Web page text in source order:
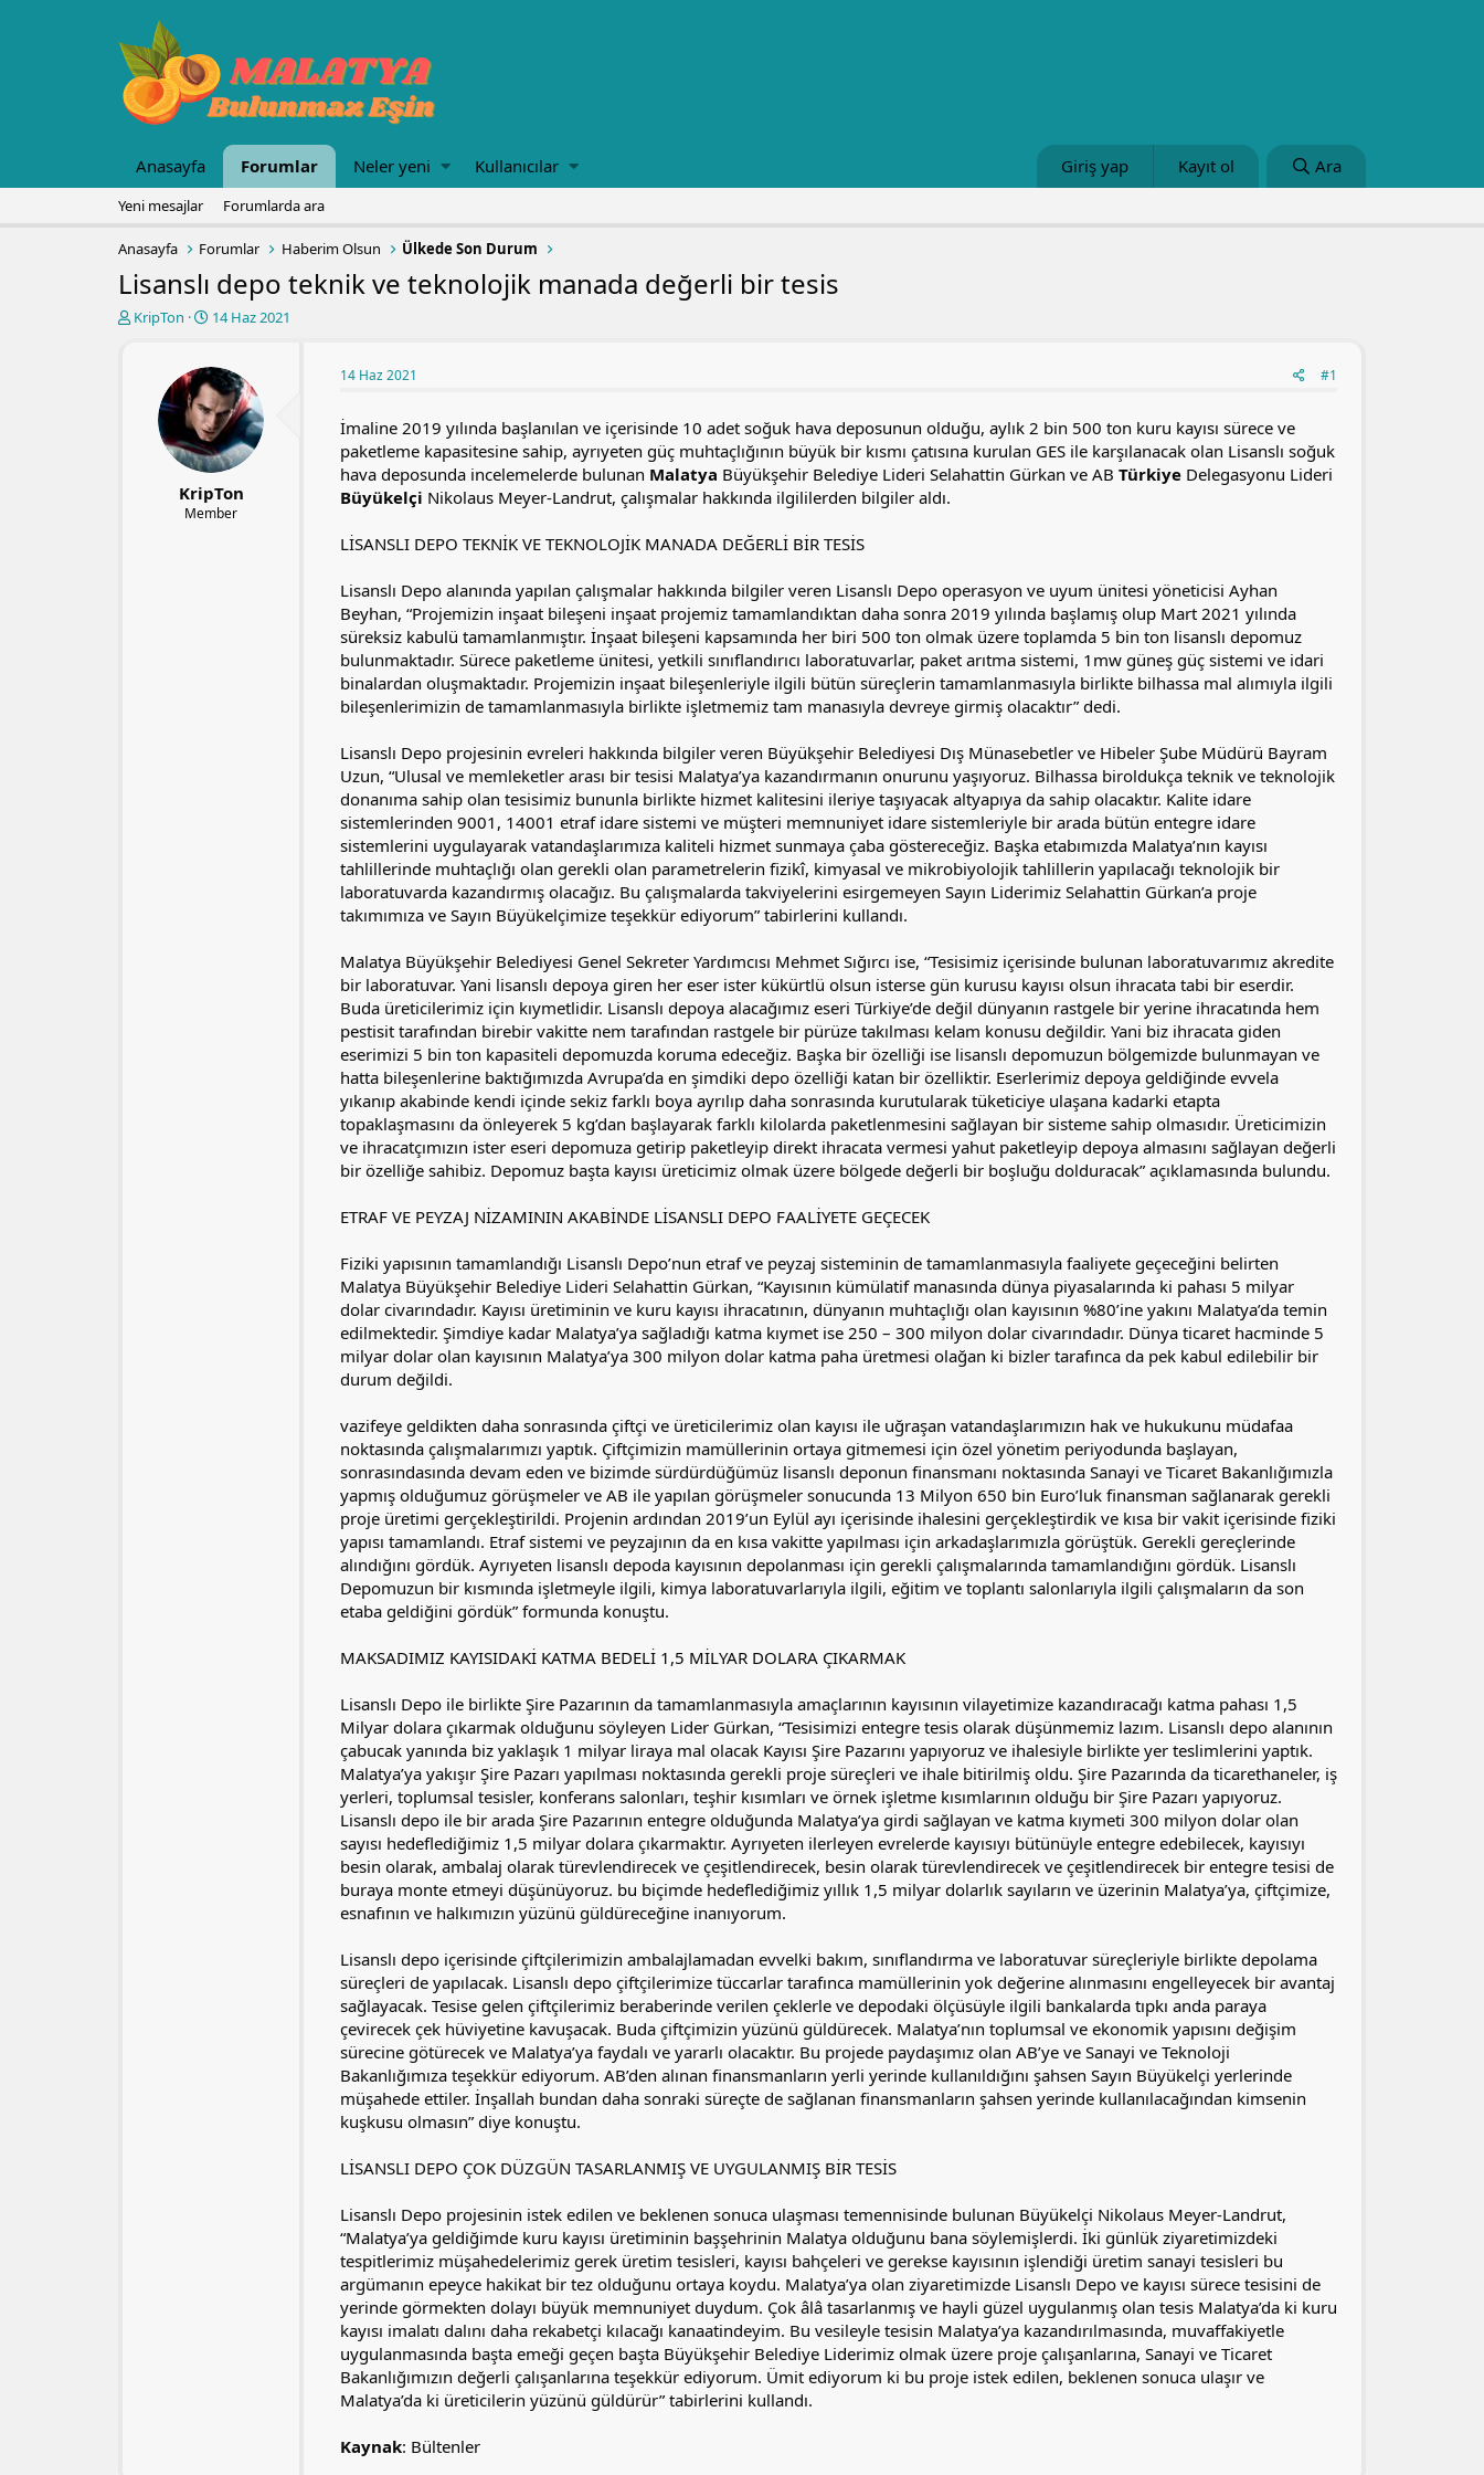
Anasayfa Forumlar Neler yeni Kullanıcılar Giriş yap Kayıt ol Ara
Yeni mesajlar Forumlarda ara
Anasayfa Forumlar Haberim Olsun Ülkede Son Durum
Lisanslı depo teknik ve teknolojik manada değerli bir tesis
K
KripTon
B
a
n
g
ı
ç
t
a
14 Haz 2021
KripTon
Member
14 Haz 2021 #1
İmaline 2019 yılında başlanılan ve içerisinde 10 adet soğuk hava deposunun olduğu, aylık 2 bin 500 ton kuru kayısı sürece ve
paketleme kapasitesine sahip, ayrıyeten güç muhtaçlığının büyük bir kısmı çatısına kurulan GES ile karşılanacak olan Lisanslı soğuk
hava deposunda incelemelerde bulunan Malatya Büyükşehir Belediye Lideri Selahattin Gürkan ve AB Türkiye Delegasyonu Lideri
Büyükelçi Nikolaus Meyer-Landrut, çalışmalar hakkında ilgililerden bilgiler aldı.
LİSANSLI DEPO TEKNİK VE TEKNOLOJİK MANADA DEĞERLİ BİR TESİS
Lisanslı Depo alanında yapılan çalışmalar hakkında bilgiler veren Lisanslı Depo operasyon ve uyum ünitesi yöneticisi Ayhan
Beyhan, “Projemizin inşaat bileşeni inşaat projemiz tamamlandıktan daha sonra 2019 yılında başlamış olup Mart 2021 yılında
süreksiz kabulü tamamlanmıştır. İnşaat bileşeni kapsamında her biri 500 ton olmak üzere toplamda 5 bin ton lisanslı depomuz
bulunmaktadır. Sürece paketleme ünitesi, yetkili sınıflandırıcı laboratuvarlar, paket arıtma sistemi, 1mw güneş güç sistemi ve idari
binalardan oluşmaktadır. Projemizin inşaat bileşenleriyle ilgili bütün süreçlerin tamamlanmasıyla birlikte bilhassa mal alımıyla ilgili
bileşenlerimizin de tamamlanmasıyla birlikte işletmemiz tam manasıyla devreye girmiş olacaktır” dedi.
Lisanslı Depo projesinin evreleri hakkında bilgiler veren Büyükşehir Belediyesi Dış Münasebetler ve Hibeler Şube Müdürü Bayram
Uzun, “Ulusal ve memleketler arası bir tesisi Malatya’ya kazandırmanın onurunu yaşıyoruz. Bilhassa biroldukça teknik ve teknolojik
donanıma sahip olan tesisimiz bununla birlikte hizmet kalitesini ileriye taşıyacak altyapıya da sahip olacaktır. Kalite idare
sistemlerinden 9001, 14001 etraf idare sistemi ve müşteri memnuniyet idare sistemleriyle bir arada bütün entegre idare
sistemlerini uygulayarak vatandaşlarımıza kaliteli hizmet sunmaya çaba göstereceğiz. Başka etabımızda Malatya’nın kayısı
tahlillerinde muhtaçlığı olan gerekli olan parametrelerin fizikî, kimyasal ve mikrobiyolojik tahlillerin yapılacağı teknolojik bir
laboratuvarda kazandırmış olacağız. Bu çalışmalarda takviyelerini esirgemeyen Sayın Liderimiz Selahattin Gürkan’a proje
takımımıza ve Sayın Büyükelçimize teşekkür ediyorum” tabirlerini kullandı.
Malatya Büyükşehir Belediyesi Genel Sekreter Yardımcısı Mehmet Sığırcı ise, “Tesisimiz içerisinde bulunan laboratuvarımız akredite
bir laboratuvar. Yani lisanslı depoya giren her eser ister kükürtlü olsun isterse gün kurusu kayısı olsun ihracata tabi bir eserdir.
Buda üreticilerimiz için kıymetlidir. Lisanslı depoya alacağımız eseri Türkiye’de değil dünyanın rastgele bir yerine ihracatında hem
pestisit tarafından birebir vakitte nem tarafından rastgele bir pürüze takılması kelam konusu değildir. Yani biz ihracata giden
eserimizi 5 bin ton kapasiteli depomuzda koruma edeceğiz. Başka bir özelliği ise lisanslı depomuzun bölgemizde bulunmayan ve
hatta bileşenlerine baktığımızda Avrupa’da en şimdiki depo özelliği katan bir özelliktir. Eserlerimiz depoya geldiğinde evvela
yıkanıp akabinde kendi içinde sekiz farklı boya ayrılıp daha sonrasında kurutularak tüketiciye ulaşana kadarki etapta
topaklaşmasını da önleyerek 5 kg’dan başlayarak farklı kilolarda paketlenmesini sağlayan bir sisteme sahip olmasıdır. Üreticimizin
ve ihracatçımızın ister eseri depomuza getirip paketleyip direkt ihracata vermesi yahut paketleyip depoya almasını sağlayan değerli
bir özelliğe sahibiz. Depomuz başta kayısı üreticimiz olmak üzere bölgede değerli bir boşluğu dolduracak” açıklamasında bulundu.
ETRAF VE PEYZAJ NİZAMININ AKABİNDE LİSANSLI DEPO FAALİYETE GEÇECEK
Fiziki yapısının tamamlandığı Lisanslı Depo’nun etraf ve peyzaj sisteminin de tamamlanmasıyla faaliyete geçeceğini belirten
Malatya Büyükşehir Belediye Lideri Selahattin Gürkan, “Kayısının kümülatif manasında dünya piyasalarında ki pahası 5 milyar
dolar civarındadır. Kayısı üretiminin ve kuru kayısı ihracatının, dünyanın muhtaçlığı olan kayısının %80’ine yakını Malatya’da temin
edilmektedir. Şimdiye kadar Malatya’ya sağladığı katma kıymet ise 250 – 300 milyon dolar civarındadır. Dünya ticaret hacminde 5
milyar dolar olan kayısının Malatya’ya 300 milyon dolar katma paha üretmesi olağan ki bizler tarafınca da pek kabul edilebilir bir
durum değildi.
vazifeye geldikten daha sonrasında çiftçi ve üreticilerimiz olan kayısı ile uğraşan vatandaşlarımızın hak ve hukukunu müdafaa
noktasında çalışmalarımızı yaptık. Çiftçimizin mamüllerinin ortaya gitmemesi için özel yönetim periyodunda başlayan,
sonrasındasında devam eden ve bizimde sürdürdüğümüz lisanslı deponun finansmanı noktasında Sanayi ve Ticaret Bakanlığımızla
yapmış olduğumuz görüşmeler ve AB ile yapılan görüşmeler sonucunda 13 Milyon 650 bin Euro’luk finansman sağlanarak gerekli
proje üretimi gerçekleştirildi. Projenin ardından 2019’un Eylül ayı içerisinde ihalesini gerçekleştirdik ve kısa bir vakit içerisinde fiziki
yapısı tamamlandı. Etraf sistemi ve peyzajının da en kısa vakitte yapılması için arkadaşlarımızla görüştük. Gerekli gereçlerinde
alındığını gördük. Ayrıyeten lisanslı depoda kayısının depolanması için gerekli çalışmalarında tamamlandığını gördük. Lisanslı
Depomuzun bir kısmında işletmeyle ilgili, kimya laboratuvarlarıyla ilgili, eğitim ve toplantı salonlarıyla ilgili çalışmaların da son
etaba geldiğini gördük” formunda konuştu.
MAKSADIMIZ KAYISIDAKİ KATMA BEDELİ 1,5 MİLYAR DOLARA ÇIKARMAK
Lisanslı Depo ile birlikte Şire Pazarının da tamamlanmasıyla amaçlarının kayısının vilayetimize kazandıracağı katma pahası 1,5
Milyar dolara çıkarmak olduğunu söyleyen Lider Gürkan, “Tesisimizi entegre tesis olarak düşünmemiz lazım. Lisanslı depo alanının
çabucak yanında biz yaklaşık 1 milyar liraya mal olacak Kayısı Şire Pazarını yapıyoruz ve ihalesiyle birlikte yer teslimlerini yaptık.
Malatya’ya yakışır Şire Pazarı yapılması noktasında gerekli proje süreçleri ve ihale bitirilmiş oldu. Şire Pazarında da ticarethaneler, iş
yerleri, toplumsal tesisler, konferans salonları, teşhir kısımları ve örnek işletme kısımlarının olduğu bir Şire Pazarı yapıyoruz.
Lisanslı depo ile bir arada Şire Pazarının entegre olduğunda Malatya’ya girdi sağlayan ve katma kıymeti 300 milyon dolar olan
sayısı hedeflediğimiz 1,5 milyar dolara çıkarmaktır. Ayrıyeten ilerleyen evrelerde kayısıyı bütünüyle entegre edebilecek, kayısıyı
besin olarak, ambalaj olarak türevlendirecek ve çeşitlendirecek, besin olarak türevlendirecek ve çeşitlendirecek bir entegre tesisi de
buraya monte etmeyi düşünüyoruz. bu biçimde hedeflediğimiz yıllık 1,5 milyar dolarlık sayıların ve üzerinin Malatya’ya, çiftçimize,
esnafının ve halkımızın yüzünü güldüreceğine inanıyorum.
Lisanslı depo içerisinde çiftçilerimizin ambalajlamadan evvelki bakım, sınıflandırma ve laboratuvar süreçleriyle birlikte depolama
süreçleri de yapılacak. Lisanslı depo çiftçilerimize tüccarlar tarafınca mamüllerinin yok değerine alınmasını engelleyecek bir avantaj
sağlayacak. Tesise gelen çiftçilerimiz beraberinde verilen çeklerle ve depodaki ölçüsüyle ilgili bankalarda tıpkı anda paraya
çevirecek çek hüviyetine kavuşacak. Buda çiftçimizin yüzünü güldürecek. Malatya’nın toplumsal ve ekonomik yapısını değişim
sürecine götürecek ve Malatya’ya faydalı ve yararlı olacaktır. Bu projede paydaşımız olan AB’ye ve Sanayi ve Teknoloji
Bakanlığımıza teşekkür ediyorum. AB’den alınan finansmanların yerli yerinde kullanıldığını şahsen Sayın Büyükelçi yerlerinde
müşahede ettiler. İnşallah bundan daha sonraki süreçte de sağlanan finansmanların şahsen yerinde kullanılacağından kimsenin
kuşkusu olmasın” diye konuştu.
LİSANSLI DEPO ÇOK DÜZGÜN TASARLANMIŞ VE UYGULANMIŞ BİR TESİS
Lisanslı Depo projesinin istek edilen ve beklenen sonuca ulaşması temennisinde bulunan Büyükelçi Nikolaus Meyer-Landrut,
“Malatya’ya geldiğimde kuru kayısı üretiminin başşehrinin Malatya olduğunu bana söylemişlerdi. İki günlük ziyaretimizdeki
tespitlerimiz müşahedelerimiz gerek üretim tesisleri, kayısı bahçeleri ve gerekse kayısının işlendiği üretim sanayi tesisleri bu
argümanın epeyce hakikat bir tez olduğunu ortaya koydu. Malatya’ya olan ziyaretimizde Lisanslı Depo ve kayısı sürece tesisini de
yerinde görmekten dolayı büyük memnuniyet duydum. Çok âlâ tasarlanmış ve hayli güzel uygulanmış olan tesis Malatya’da ki kuru
kayısı imalatı dalını daha rekabetçi kılacağı kanaatindeyim. Bu vesileyle tesisin Malatya’ya kazandırılmasında, muvaffakiyetle
uygulanmasında başta emeği geçen başta Büyükşehir Belediye Liderimiz olmak üzere proje çalışanlarına, Sanayi ve Ticaret
Bakanlığımızın değerli çalışanlarına teşekkür ediyorum. Ümit ediyorum ki bu proje istek edilen, beklenen sonuca ulaşır ve
Malatya’da ki üreticilerin yüzünü güldürür” tabirlerini kullandı.
Kaynak: Bültenler